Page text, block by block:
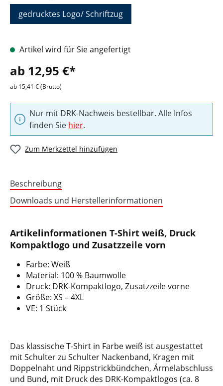
gedrucktes Logo/ Schriftzug
Artikel wird für Sie angefertigt
ab 12,95 €*
ab 15,41 € (Brutto)
Nur mit DRK-Nachweis bestellbar. Alle Infos
finden Sie hier.
Zum Merkzettel hinzufügen
Beschreibung
Downloads und Herstellerinformationen
Artikelinformationen T-Shirt weiß, Druck
Kompaktlogo und Zusatzzeile vorn
Farbe: Weiß
Material: 100 % Baumwolle
Druck: DRK-Kompaktlogo, Zusatzzeile vorne
Größe: XS – 4XL
VE: 1 Stück
Das klassische T-Shirt in Farbe weiß ist ausgestattet
mit Schulter zu Schulter Nackenband, Kragen mit
Doppelnaht und Rippstrickbündchen, Ärmelabschluss
und Bund, mit Druck des DRK-Kompaktlogos (ca. 8